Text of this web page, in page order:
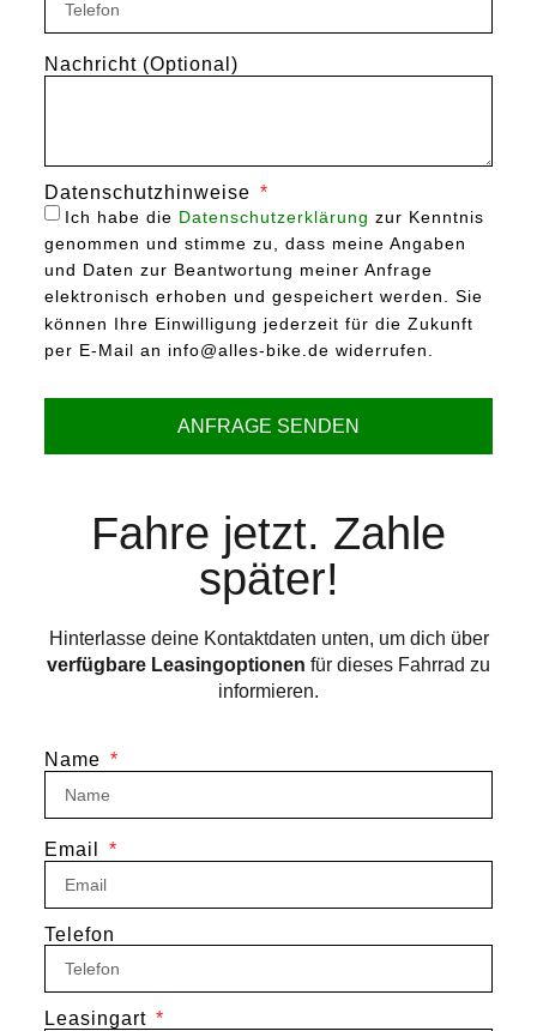
Nachricht (Optional)
Datenschutzhinweise
Ich habe die Datenschutzerklärung zur Kenntnis
genommen und stimme zu, dass meine Angaben
und Daten zur Beantwortung meiner Anfrage
elektronisch erhoben und gespeichert werden. Sie
können Ihre Einwilligung jederzeit für die Zukunft
per E-Mail an info@alles-bike.de widerrufen.
ANFRAGE SENDEN
Fahre jetzt. Zahle
später!
Hinterlasse deine Kontaktdaten unten, um dich über
verfügbare Leasingoptionen für dieses Fahrrad zu
informieren.
Name
Email
Telefon
Leasingart